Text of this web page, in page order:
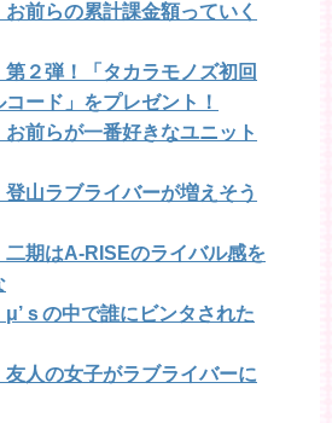
お前らの累計課金額っていく
第２弾！「タカラモノズ初回
ード」をプレゼント！
お前らが一番好きなユニット
登山ラブライバーが増えそう
二期はA-RISEのライバル感を
μ’ｓの中で誰にビンタされた
友人の女子がラブライバーに